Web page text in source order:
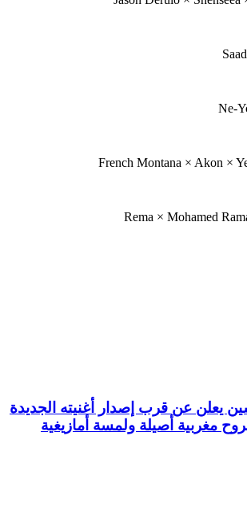
Ne-
French Montana × Akon ×
Rema × Mohamed
يعلن عن قرب إصدار أغنيته الجديدة
مغربية أصيلة ولمسة أمازيغية